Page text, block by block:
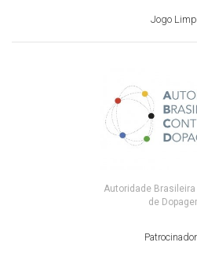
Jogo
Autoridade
de